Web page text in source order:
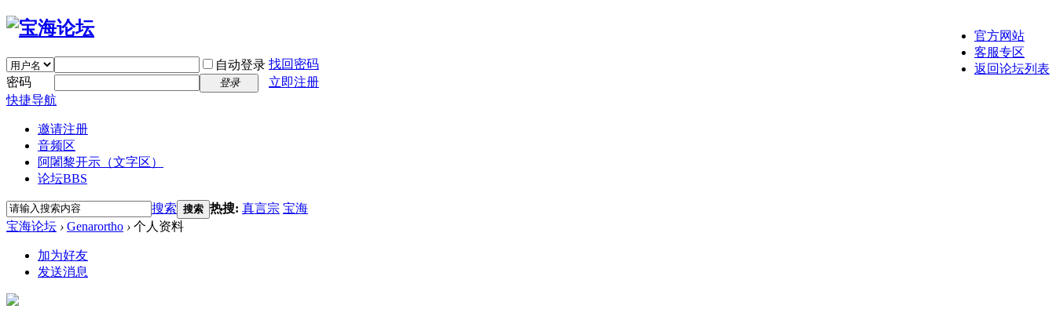
官方网站
客服专区
返回论坛列表
自动登录 找回密码
密码
登录
立即注册
快捷导航
邀请注册
音频区
阿闍黎开示（文字区）
论坛BBS
搜索 搜索 热搜: 真言宗 宝海
宝海论坛 › Genarortho › 个人资料
加为好友
发送消息